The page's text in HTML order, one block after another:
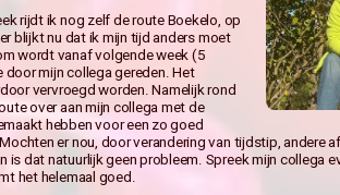
2025
van Vertwenz
week rijdt ik nog zelf de route Boekelo, op
Echter blijkt nu dat ik mijn tijd anders moet
wordt vanaf volgende week (5
door mijn collega gereden. Het
vervroegd worden. Namelijk rond